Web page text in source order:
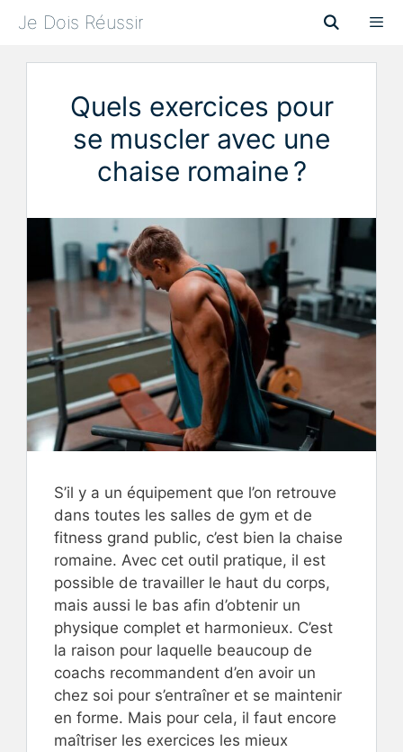
Je Dois Réussir
Menu
Quels exercices pour
se muscler avec une
chaise romaine ?
S’il y a un équipement que l’on retrouve
dans toutes les salles de gym et de
fitness grand public, c’est bien la chaise
romaine. Avec cet outil pratique, il est
possible de travailler le haut du corps,
mais aussi le bas afin d’obtenir un
physique complet et harmonieux. C’est
la raison pour laquelle beaucoup de
coachs recommandent d’en avoir un
chez soi pour s’entraîner et se maintenir
en forme. Mais pour cela, il faut encore
maîtriser les exercices les mieux